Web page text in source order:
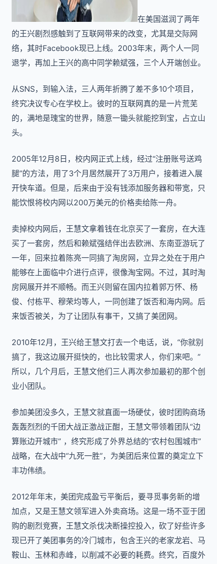
在美国滋润了两年
的王兴剧烈感触到了互联网带来的改变，尤其是交际网
络，其时Facebook现已上线。2003年末，两个人一同
退学，再加上王兴的高中同学赖斌强，三个人开端创业。
从SNS，到输入法，三人两年折腾了差不多10个项目，
终究决议专心在学校上。彼时的互联网真的是一片荒芜
的，满地是瑰宝的世界，随意一锄头就能挖到宝，占立山
头。
2005年12月8日，校内网正式上线，经过“注册账号送鸡
腿”的方法，用了3个月居然展开了3万用户，接着进入展
开快车道。但是，后来由于没有钱添加服务器和带宽，只
能饮恨将校内网以200万美元的价格卖给陈一舟。
卖掉校内网后，王慧文拿着钱在北京买了一套房，在大连
买了一套房，然后和赖斌强结伴出去欧洲、东南亚游玩了
一年，回来拉着陈亮一同搞了淘房网，立异之处在于用户
能够在上面临中介进行点评，很像淘宝网。不过，其时淘
房网展开并不顺畅。而王兴则留在国内拉着郭万怀、杨
俊、付栋平、穆荣均等人，一同创建了饭否和海内网。后
来饭否被关，为了让团队有事干，又搞了美团网。
2010年12月，王兴给王慧文打去一个电话，说，“你就别
搞了，我这边展开挺快的，也比较需求人，你们来吧。”
所以，几个月后，王慧文他们三人再次参加最初的那个创
业小团队。
参加美团没多久，王慧文就直面一场硬仗，彼时团购商场
轰轰烈烈的千团大战正激战正酣，王慧文带领着团队“边
算账边开城市” ，终究形成了外界总结的“农村包围城市”
战略，在大战中“九死一胜”，为美团后来位置的奠定立下
丰功伟绩。
2012年年末，美团完成盈亏平衡后，要寻觅事务新的增
加点，又是王慧文领军进入外卖商场。这是一场不亚于团
购的剧烈竞赛，王慧文杀伐决断操控投入，砍了好些许多
现已开了美团事务的冷门城市，包含王兴的老家龙岩、马
鞍山、玉林和赤峰，以削减不必要的耗费。终究，百度外